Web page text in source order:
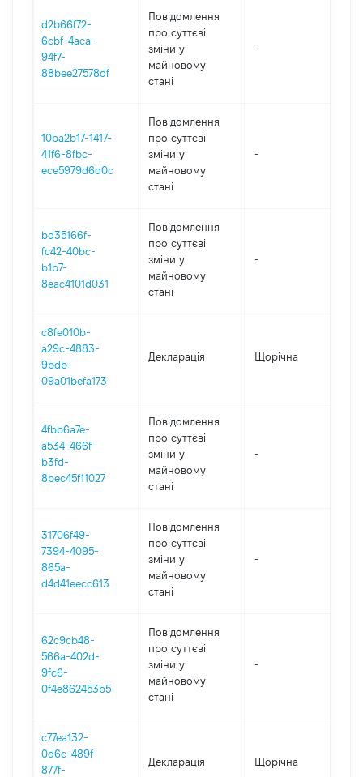
d2b66f72-
6cbf-4aca-
94f7-
88bee27578df
Повідомлення
про суттєві
зміни y
майновому
стані
-
10ba2b17-1417-
41f6-8fbc-
ece5979d6d0c
Повідомлення
про суттєві
зміни y
майновому
стані
-
bd35166f-
fc42-40bc-
b1b7-
8eac4101d031
Повідомлення
про суттєві
зміни y
майновому
стані
-
c8fe010b-
a29c-4883-
9bdb-
09a01befa173
Декларація Щорічна
4fbb6a7e-
a534-466f-
b3fd-
8bec45f11027
Повідомлення
про суттєві
зміни y
майновому
стані
-
31706f49-
7394-4095-
865a-
d4d41eecc613
Повідомлення
про суттєві
зміни y
майновому
стані
-
62c9cb48-
566a-402d-
9fc6-
0f4e862453b5
Повідомлення
про суттєві
зміни y
майновому
стані
-
c77ea132-
0d6c-489f-
877f-
Декларація Щорічна